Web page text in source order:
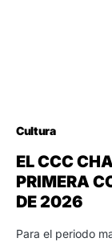
Cultura
EL CCC
PRIMERA
DE 2026
Para el periodo